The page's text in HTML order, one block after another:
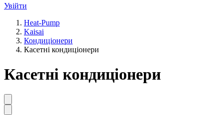
Увійти
Heat-Pump
Kaisai
Кондиціонери
Касетні кондиціонери
Касетні кондиціонери